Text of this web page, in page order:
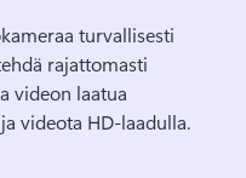
turvallisesti
rajattomasti
videon laatua
videota HD-laadulla.